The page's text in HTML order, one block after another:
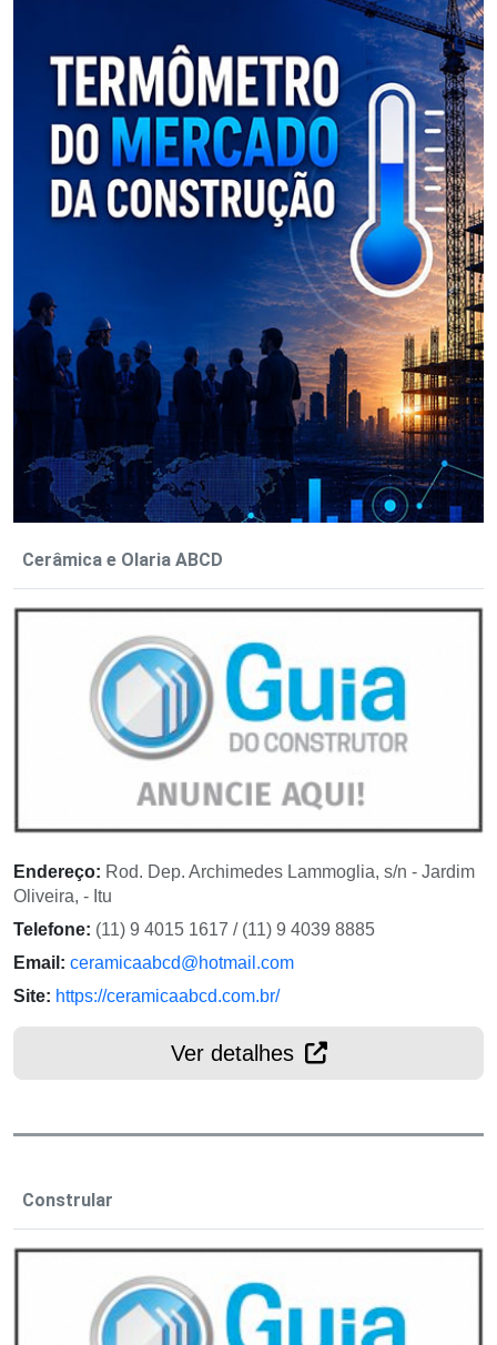
Cerâmica e Olaria ABCD
Endereço: Rod. Dep. Archimedes Lammoglia, s/n - Jardim
Oliveira, - Itu
Telefone: (11) 9 4015 1617 / (11) 9 4039 8885
Email: ceramicaabcd@hotmail.com
Site: https://ceramicaabcd.com.br/
Ver detalhes
Constrular